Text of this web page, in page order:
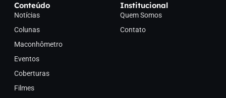
Conteúdo
Notícias
Colunas
Maconhômetro
Eventos
Coberturas
Filmes
Institucional
Quem Somos
Contato